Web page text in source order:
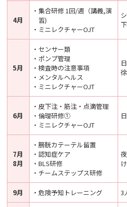
4月
・集合研修 1回/週（講義,演
習)
・ミニレクチャーOJT
5月
・センサー類
・ポンプ管理
・検査時の注意事項
・メンタルヘルス
・ミニレクチャーOJT
6月
・皮下注・筋注・点滴管理
・倫理研修①
・ミニレクチャーOJT
7月
8月
・膀胱カテーテル留置
・認知症ケア
・BLS研修
・チームステップス研修
9月 ・危険予知トレーニング 3